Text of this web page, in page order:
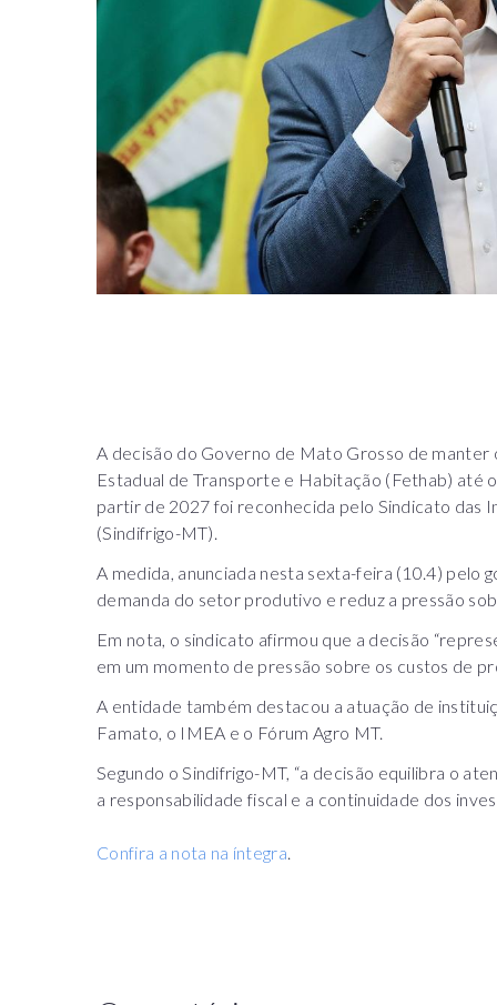
A decisão do Governo de Mato Grosso de
Estadual de Transporte e Habitação (Fethab) até
partir de 2027 foi reconhecida pelo Sindicato das
(Sindifrigo-MT).
A medida, anunciada nesta sexta-feira (10.4) pelo
demanda do setor produtivo e reduz a pressão
Em nota, o sindicato afirmou que a decisão
em um momento de pressão sobre os custos de
A entidade também destacou a atuação de
Famato, o IMEA e o Fórum Agro MT.
Segundo o Sindifrigo-MT, “a decisão equilibra o
a responsabilidade fiscal e a continuidade dos
Confira a nota na íntegra